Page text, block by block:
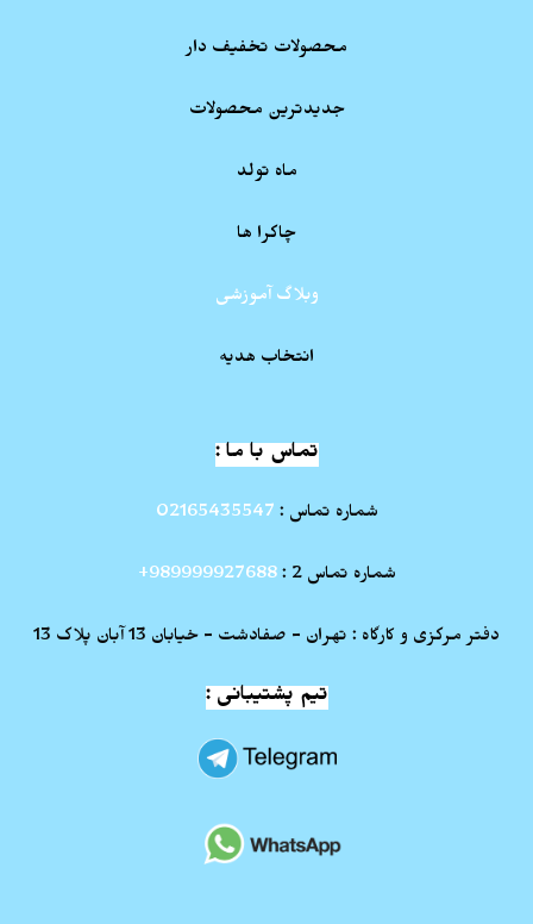
محصولات تخفیف دار
جدیدترین محصولات
ماه تولد
چاکرا ها
وبلاگ آموزشی
انتخاب هدیه
تماس با ما :
شماره تماس : 02165435547
شماره تماس 2 : 989999927688+
دفتر مرکزی و کارگاه : تهران - صفادشت - خیابان 13 آبان پلاک 13
تیم پشتیبانی :